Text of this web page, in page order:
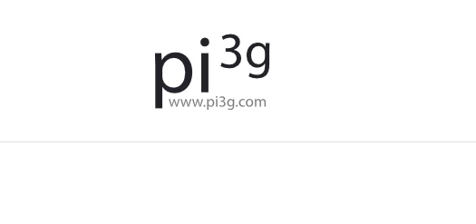
We've detected you might be
language. Do you want to change to: